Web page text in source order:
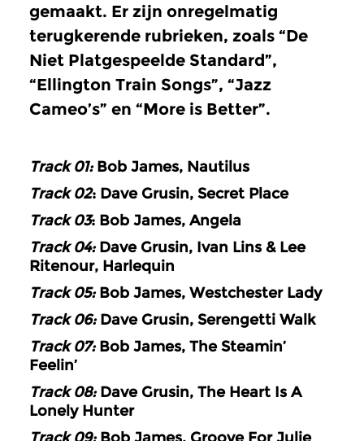
gemaakt. Er zijn onregelmatig
terugkerende rubrieken, zoals “De
Niet Platgespeelde Standard”,
“Ellington Train Songs”, “Jazz
Cameo’s” en “More is Better”.
Track 01:Bob James, Nautilus
Track 02: Dave Grusin, Secret Place
Track 03: Bob James, Angela
Track 04:Dave Grusin, Ivan Lins & Lee
Ritenour, Harlequin
Track 05: Bob James, Westchester Lady
Track 06:Dave Grusin, Serengetti Walk
Track 07:Bob James, The Steamin’
Feelin’
Track 08:Dave Grusin, The Heart Is A
Lonely Hunter